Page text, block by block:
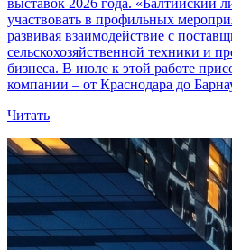
выставок 2026 года. «Балтийский
участвовать в профильных
развивая взаимодействие с
сельскохозяйственной техники и
бизнеса. В июле к этой работе
компании – от Краснодара до
Читать